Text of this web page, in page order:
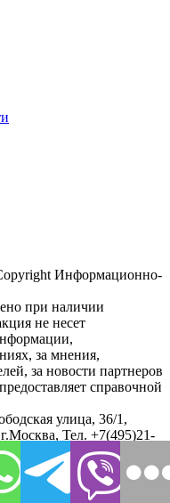
Информационно-
при наличии
не несет
за мнения,
за новости партнеров
справочной
улица, 36/1 ,
Тел. +7(495)21-
обо всех
формой обратной связи